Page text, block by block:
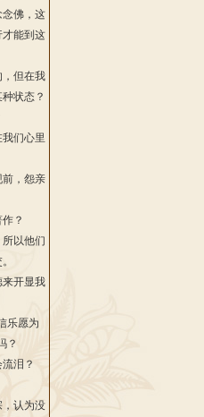
念佛，这
才能到这
，但在我
状态？
们心里
前，怨亲
？
以他们
来开显我
乐愿为
？
泪？
，认为没